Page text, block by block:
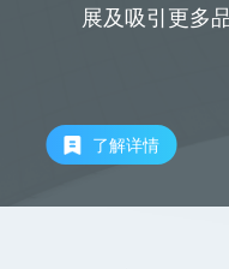
展及吸引更多
了解详情